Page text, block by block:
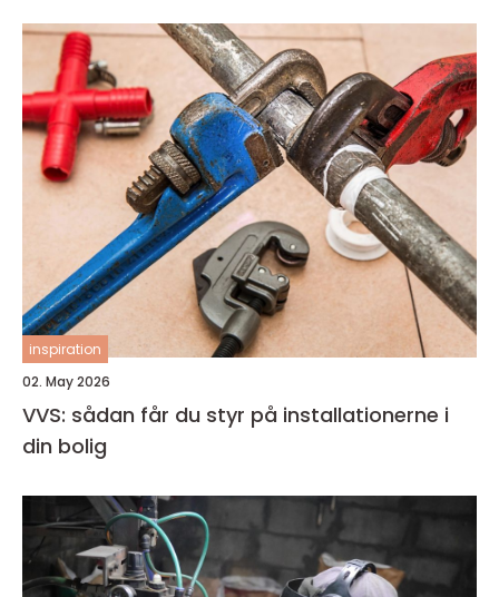
inspiration
02. May 2026
VVS: sådan får du styr på installationerne i
din bolig